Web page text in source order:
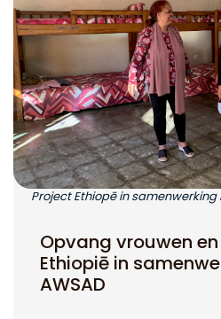
Project Ethiopē in samenwerking
Opvang vrouwen
Ethiopiē in
AWSAD